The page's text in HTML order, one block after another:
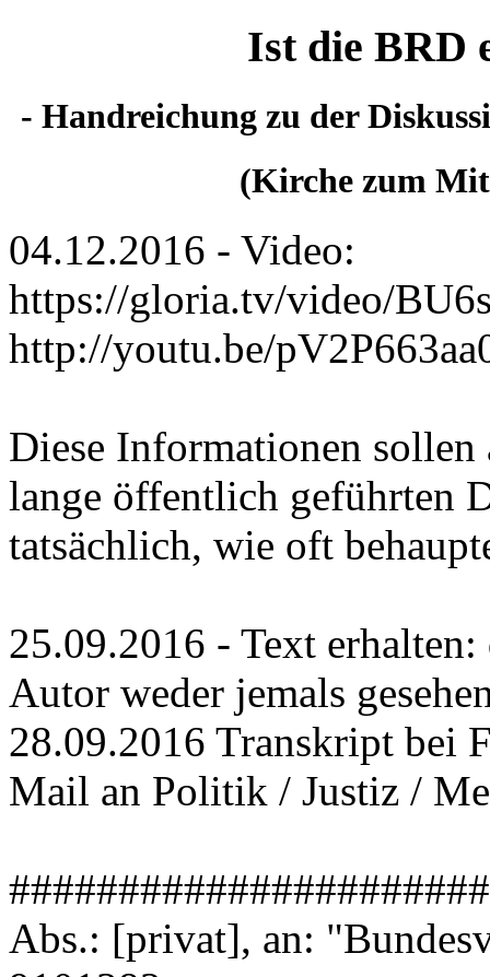
Ist die BRD
- Handreichung zu der
(Kirche zum
04.12.2016 - Video:
https://gloria.tv/video/
http://youtu.be/
Diese Informationen
lange öffentlich geführten
tatsächlich, wie oft
25.09.2016 - Text
Autor weder jemals
28.09.2016 Transkript bei
Mail an Politik / Justiz /
Abs.: [privat], an: